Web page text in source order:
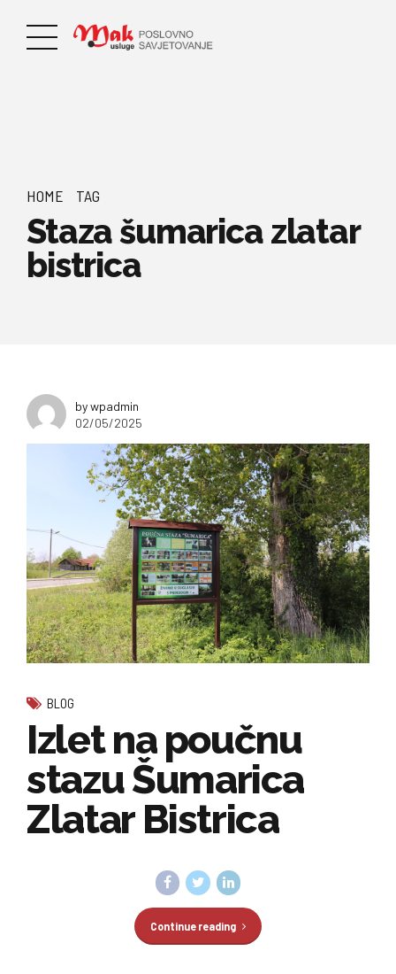
HOME TAG
Staza šumarica zlatar
bistrica
by wpadmin
02/05/2025
BLOG
Izlet na poučnu
stazu Šumarica
Zlatar Bistrica
Continue reading